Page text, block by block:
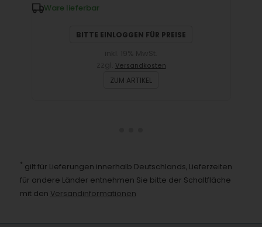
Ware lieferbar
BITTE EINLOGGEN FÜR PREISE
Versandkosten
ZUM ARTIKEL
* gilt für Lieferungen innerhalb Deutschlands, Lieferzeiten
für andere Länder entnehmen Sie bitte der Schaltfläche
mit den Versandinformationen